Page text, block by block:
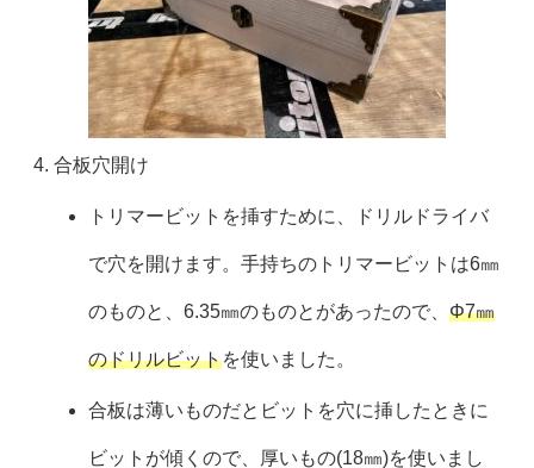
合板穴開け
トリマービットを挿すために、ドリルドライバ
で穴を開けます。手持ちのトリマービットは6㎜
のものと、6.35㎜のものとがあったので、Φ7㎜
のドリルビットを使いました。
合板は薄いものだとビットを穴に挿したときに
ビットが傾くので、厚いもの(18㎜)を使いまし